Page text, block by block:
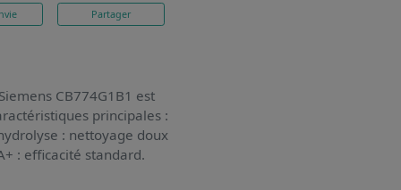
Partager
CB774G1B1 est
principales :
: nettoyage doux
: efficacité standard.